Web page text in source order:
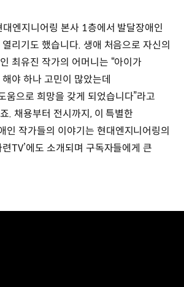
엔지니어링 본사 1층에서 발달장애인
리기도 했습니다. 생애 처음으로 자신의
최유진 작가의 어머니는 “아이가
야 하나 고민이 많았는데
움으로 희망을 갖게 되었습니다”라고
. 채용부터 전시까지, 이 특별한
인 작가들의 이야기는 현대엔지니어링의
TV’에도 소개되며 구독자들에게 큰